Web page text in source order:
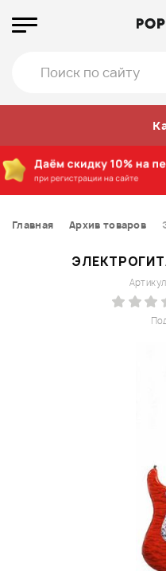
Главная Архив товаров